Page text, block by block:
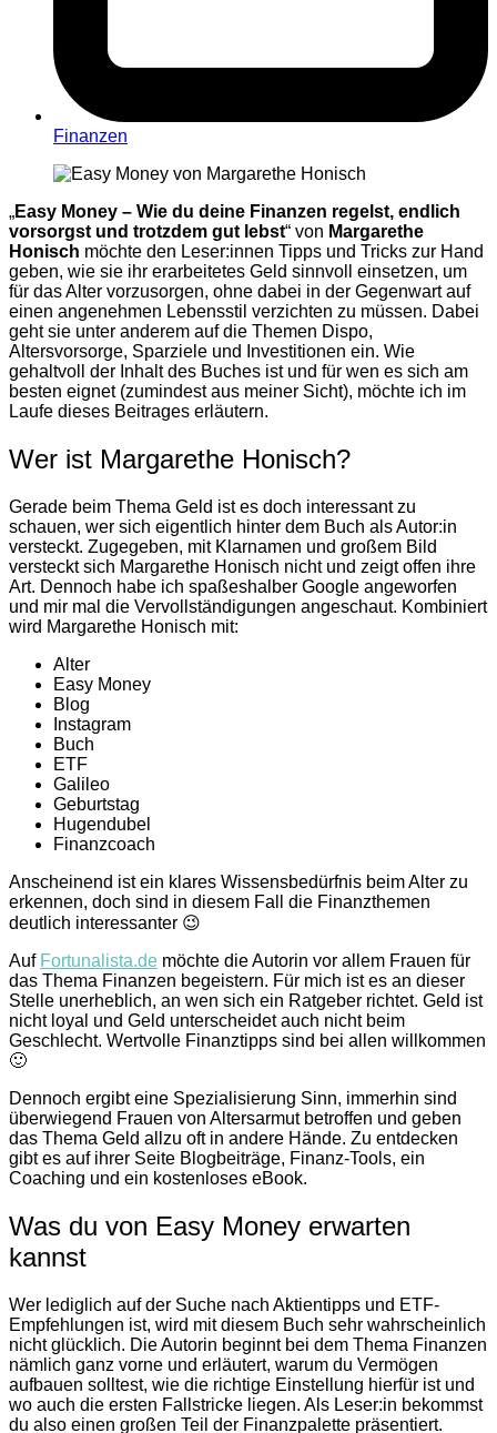
Finanzen
„Easy Money – Wie du deine Finanzen regelst, endlich
vorsorgst und trotzdem gut lebst“ von Margarethe
Honisch möchte den Leser:innen Tipps und Tricks zur Hand
geben, wie sie ihr erarbeitetes Geld sinnvoll einsetzen, um
für das Alter vorzusorgen, ohne dabei in der Gegenwart auf
einen angenehmen Lebensstil verzichten zu müssen. Dabei
geht sie unter anderem auf die Themen Dispo,
Altersvorsorge, Sparziele und Investitionen ein. Wie
gehaltvoll der Inhalt des Buches ist und für wen es sich am
besten eignet (zumindest aus meiner Sicht), möchte ich im
Laufe dieses Beitrages erläutern.
Wer ist Margarethe Honisch?
Gerade beim Thema Geld ist es doch interessant zu
schauen, wer sich eigentlich hinter dem Buch als Autor:in
versteckt. Zugegeben, mit Klarnamen und großem Bild
versteckt sich Margarethe Honisch nicht und zeigt offen ihre
Art. Dennoch habe ich spaßeshalber Google angeworfen
und mir mal die Vervollständigungen angeschaut. Kombiniert
wird Margarethe Honisch mit:
Alter
Easy Money
Blog
Instagram
Buch
ETF
Galileo
Geburtstag
Hugendubel
Finanzcoach
Anscheinend ist ein klares Wissensbedürfnis beim Alter zu
erkennen, doch sind in diesem Fall die Finanzthemen
deutlich interessanter 😉
Auf Fortunalista.de möchte die Autorin vor allem Frauen für
das Thema Finanzen begeistern. Für mich ist es an dieser
Stelle unerheblich, an wen sich ein Ratgeber richtet. Geld ist
nicht loyal und Geld unterscheidet auch nicht beim
Geschlecht. Wertvolle Finanztipps sind bei allen willkommen
🙂
Dennoch ergibt eine Spezialisierung Sinn, immerhin sind
überwiegend Frauen von Altersarmut betroffen und geben
das Thema Geld allzu oft in andere Hände. Zu entdecken
gibt es auf ihrer Seite Blogbeiträge, Finanz-Tools, ein
Coaching und ein kostenloses eBook.
Was du von Easy Money erwarten
kannst
Wer lediglich auf der Suche nach Aktientipps und ETF-
Empfehlungen ist, wird mit diesem Buch sehr wahrscheinlich
nicht glücklich. Die Autorin beginnt bei dem Thema Finanzen
nämlich ganz vorne und erläutert, warum du Vermögen
aufbauen solltest, wie die richtige Einstellung hierfür ist und
wo auch die ersten Fallstricke liegen. Als Leser:in bekommst
du also einen großen Teil der Finanzpalette präsentiert.